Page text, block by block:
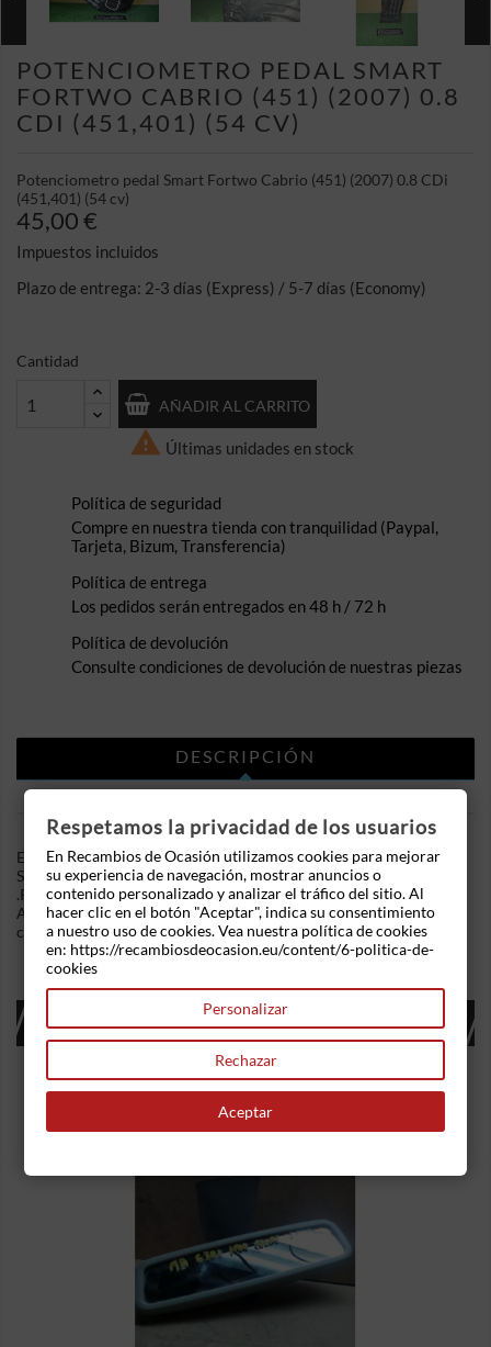
POTENCIOMETRO PEDAL SMART
FORTWO CABRIO (451) (2007) 0.8
CDI (451,401) (54 CV)
Potenciometro pedal Smart Fortwo Cabrio (451) (2007) 0.8 CDi
(451,401) (54 cv)
45,00 €
Impuestos incluidos
Plazo de entrega: 2-3 días (Express) / 5-7 días (Economy)
Cantidad
AÑADIR AL CARRITO
 Últimas unidades en stock
Política de seguridad
Compre en nuestra tienda con tranquilidad (Paypal,
Tarjeta, Bizum, Transferencia)
Política de entrega
Los pedidos serán entregados en 48 h / 72 h
Política de devolución
Consulte condiciones de devolución de nuestras piezas
DESCRIPCIÓN
DETALLES DEL PRODUCTO
En Recambios de Ocasion disponemos de Potenciometro pedal
Smart Fortwo Cabrio (451) (2007) 0.8 CDi (451,401) (54 cv)
.Referencia Interna: 02241500426674 - Ref: A 451 300 00 00.
Ademas, disponemos de mas recambios, si tiene cualquier duda
consultenos.
16 OTROS PRODUCTOS EN LA MISMA
CATEGORÍA:
Respetamos la privacidad de los usuarios
En Recambios de Ocasión utilizamos cookies para mejorar
su experiencia de navegación, mostrar anuncios o
contenido personalizado y analizar el tráfico del sitio. Al
hacer clic en el botón "Aceptar", indica su consentimiento
a nuestro uso de cookies. Vea nuestra política de cookies
en: https://recambiosdeocasion.eu/content/6-politica-de-
cookies
Personalizar
Rechazar
Aceptar